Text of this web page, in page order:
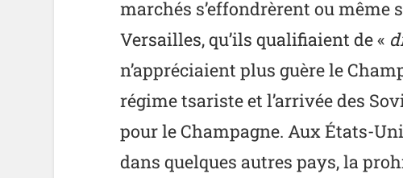
marchés s’effondrèrent ou même
Versailles, qu’ils qualifiaient de «
n’appréciaient plus guère le
régime tsariste et l’arrivée des
pour le Champagne. Aux États-
dans quelques autres pays, la